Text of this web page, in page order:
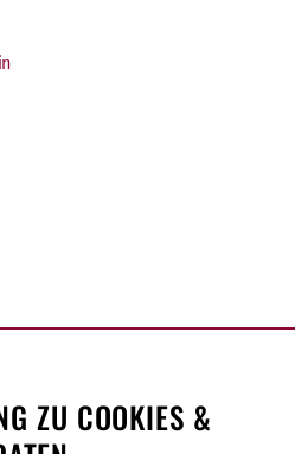
ZU COOKIES &